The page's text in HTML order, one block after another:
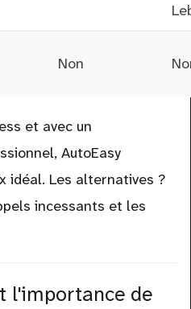
Non
et avec un
AutoEasy
idéal. Les alternatives ?
incessants et les
l'importance de